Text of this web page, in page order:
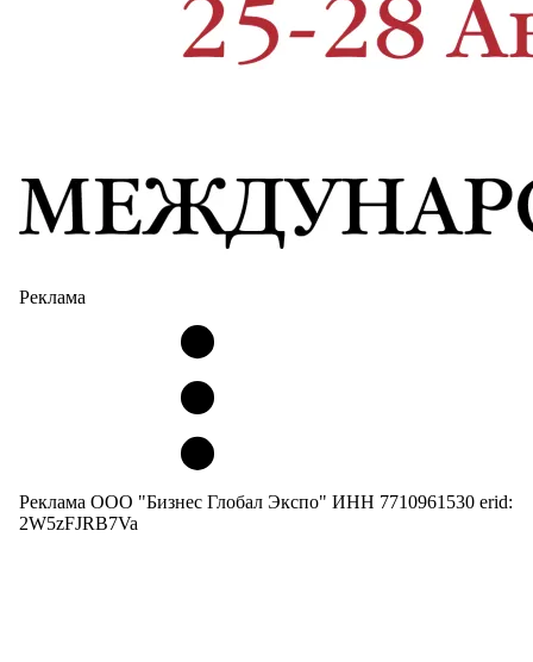
Реклама
Реклама ООО "Бизнес Глобал Экспо" ИНН 7710961530 erid:
2W5zFJRB7Va